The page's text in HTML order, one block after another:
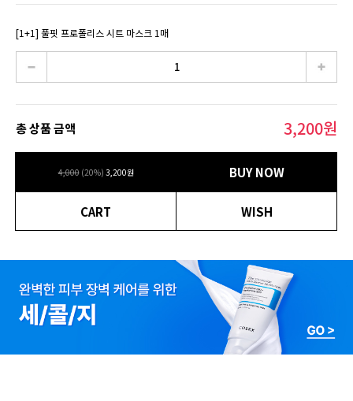
[1+1] 풀핏 프로폴리스 시트 마스크 1매
총 상품 금액 3,200원
4,000 (20%) 3,200원 BUY NOW
CART WISH